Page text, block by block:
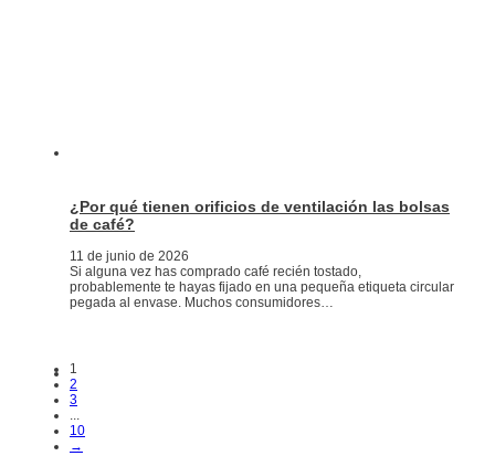
¿Por qué tienen orificios de ventilación las bolsas
de café?
11 de junio de 2026
Si alguna vez has comprado café recién tostado,
probablemente te hayas fijado en una pequeña etiqueta circular
pegada al envase. Muchos consumidores…
1
2
3
...
10
→